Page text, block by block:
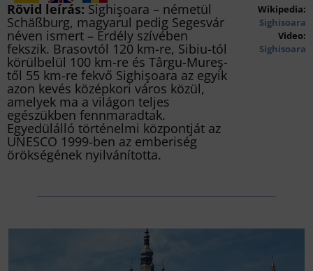
Rövid leírás: Sighişoara – németül
Schäßburg, magyarul pedig Segesvár
néven ismert – Erdély szívében
fekszik. Brasovtól 120 km-re, Sibiu-tól
körülbelül 100 km-re és Târgu-Mureş-
től 55 km-re fekvő Sighişoara az egyik
azon kevés középkori város közül,
amelyek ma a világon teljes
egészükben fennmaradtak.
Egyedülálló történelmi központját az
UNESCO 1999-ben az emberiség
örökségének nyilvánította.
Wikipedia:
Sighisoara
Video:
Sighisoara